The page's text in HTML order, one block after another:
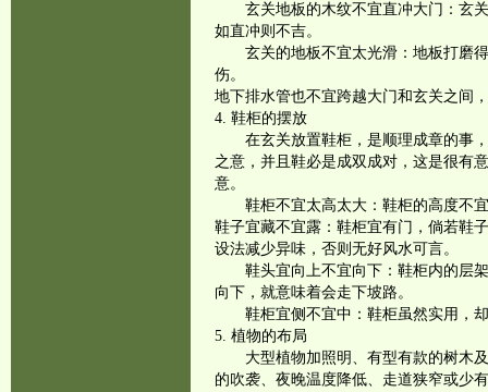
玄关地板的木纹不宜直冲大门：玄
如直冲则不吉。
玄关的地板不宜太光滑：地板打磨
伤。
地下排水管也不宜跨越大门和玄关之间
4. 鞋柜的摆放
在玄关放置鞋柜，是顺理成章的事
之意，并且鞋必是成双成对，这是很有
意。
鞋柜不宜太高太大：鞋柜的高度不
鞋子宜藏不宜露：鞋柜宜有门，倘若鞋
设法减少异味，否则无好风水可言。
鞋头宜向上不宜向下：鞋柜内的层
向下，就意味着会走下坡路。
鞋柜宜侧不宜中：鞋柜虽然实用，
5. 植物的布局
大型植物加照明、有型有款的树木
的吹袭、夜晚温度降低、走道狭窄或少